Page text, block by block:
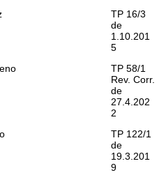
TP 16/3
de
1.10.201
5
TP 58/1
Rev. Corr.
de
27.4.202
2
TP 122/1
de
19.3.201
9